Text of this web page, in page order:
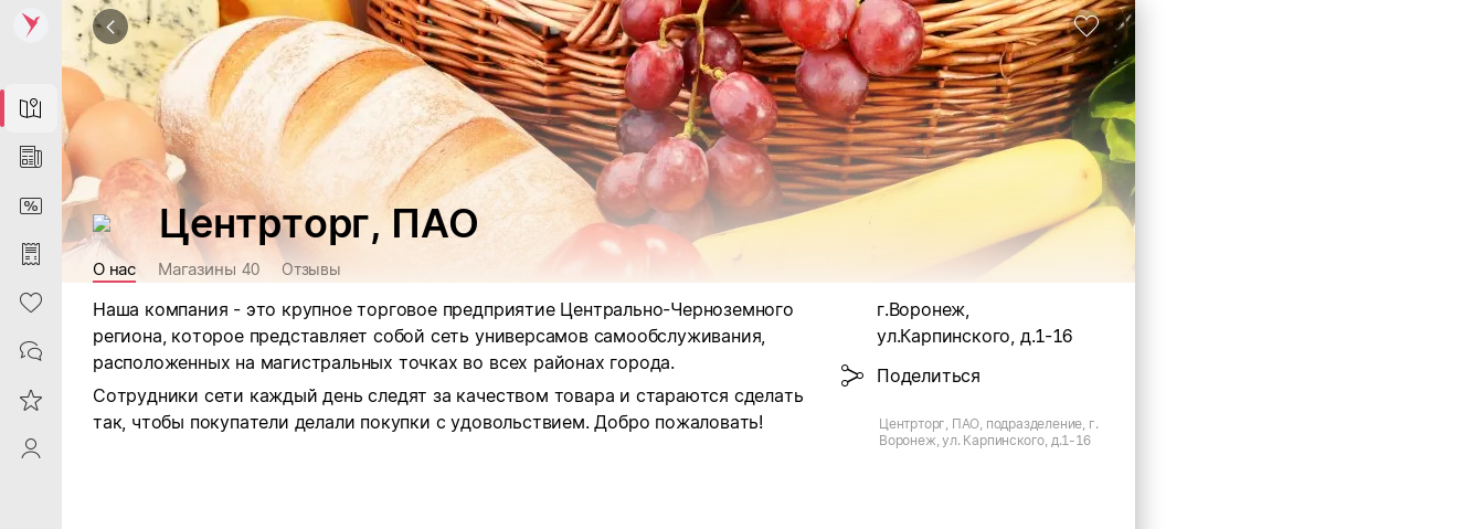
Map
News
DiscountCard
Purchases
Heart
Contacts
Reviews
ProfileSaby
Центрторг, ПАО
О нас Магазины 40 Отзывы
Наша компания - это крупное торговое предприятие Центрально-Черноземного
региона, которое представляет собой сеть универсамов самообслуживания,
расположенных на магистральных точках во всех районах города.
Сотрудники сети каждый день следят за качеством товара и стараются сделать
так, чтобы покупатели делали покупки с удовольствием. Добро пожаловать!
г.Воронеж,
ул.Карпинского, д.1-16
Поделиться
Центрторг, ПАО, подразделение, г.
Воронеж, ул. Карпинского, д.1-16